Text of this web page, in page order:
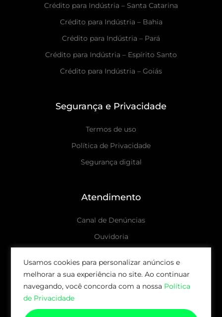
Usamos cookies para personalizar anúncios e
melhorar a sua experiência no site. Ao continuar
navegando, você concorda com a nossa Política
de Privacidade
Crédito para Indústria – Santa Catarina
Crédito para Indústria – Bahia
Crédito para Indústria – Pará
Crédito para Indústria – Espírito Santo
Crédito para Indústria – Goiás
Segurança e Privacidade
Termos de uso
Política de Privacidade
Segurança digital
Atendimento
Canal de Denúncias
Ouvidoria
© 2026 AUDAX CAPITAL | TODOS OS DIREITOS